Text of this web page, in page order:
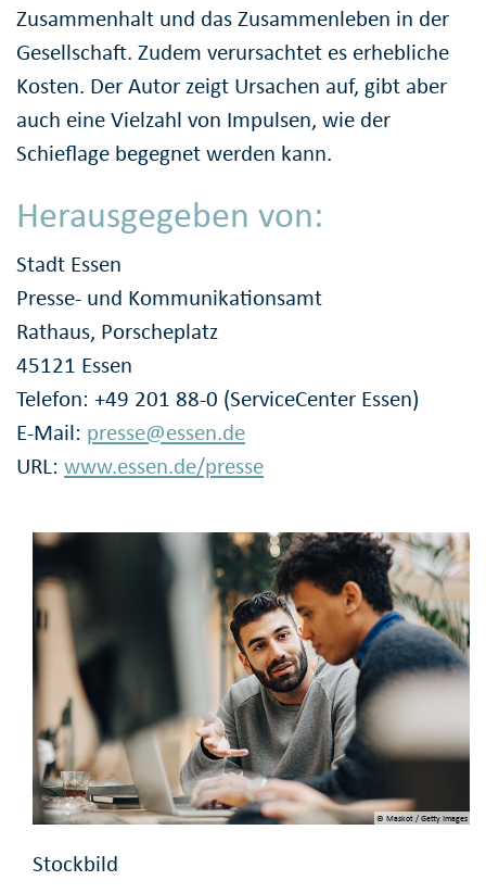
Zusammenhalt und das Zusammenleben in der
Gesellschaft. Zudem verursachtet es erhebliche
Kosten. Der Autor zeigt Ursachen auf, gibt aber
auch eine Vielzahl von Impulsen, wie der
Schieflage begegnet werden kann.
Herausgegeben von:
Stadt Essen
Presse- und Kommunikationsamt
Rathaus, Porscheplatz
45121 Essen
Telefon: +49 201 88-0 (ServiceCenter Essen)
E-Mail: presse@essen.de
URL: www.essen.de/presse
© Maskot / Getty Images
Stockbild